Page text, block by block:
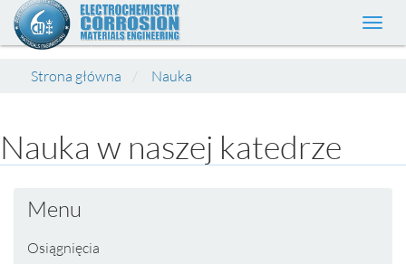
Strona główna
Nauka
Nauka w naszej katedrze
Menu
Osiągnięcia